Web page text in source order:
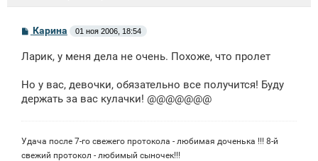
С
б
н
и
Карина 01 ноя 2006, 18:54
Ларик, у меня дела не очень. Похоже, что пролет
Но у вас, девочки, обязательно все получится! Буду
держать за вас кулачки! @@@@@@@
Удача после 7-го свежего протокола - любимая доченька !!! 8-й
свежий протокол - любимый сыночек!!!